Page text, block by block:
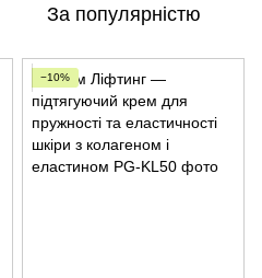
За популярністю
−10%